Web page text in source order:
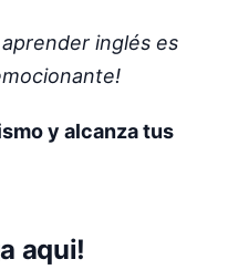
inglés es
y alcanza tus
aqui!